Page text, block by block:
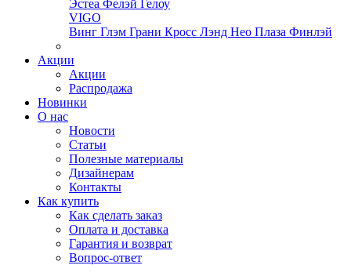
Эстеа Фелэй Гелоу
VIGO
Винг Глэм Грани Кросс Лэнд Нео Плаза Финлэй
Акции
Акции
Распродажа
Новинки
О нас
Новости
Статьи
Полезные материалы
Дизайнерам
Контакты
Как купить
Как сделать заказ
Оплата и доставка
Гарантия и возврат
Вопрос-ответ